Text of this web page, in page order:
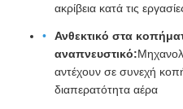
ακρίβεια κατά τις
Ανθεκτικό στα
αναπνευστικό:
αντέχουν σε συνεχή
διαπερατότητα αέρα